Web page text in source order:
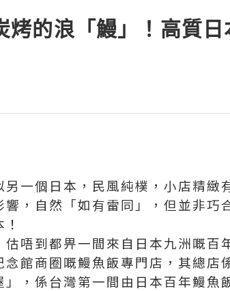
烤的浪「鰻」！高質
一個日本，民風純樸，小店精緻
，自然「如有雷同」，但並非巧
唔到都畀一間來自日本九洲嘅百
館商圈嘅鰻魚飯專門店，其總店
，係台灣第一間由日本百年鰻魚